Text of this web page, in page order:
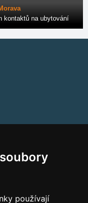
používají
kontaktů na ubytování